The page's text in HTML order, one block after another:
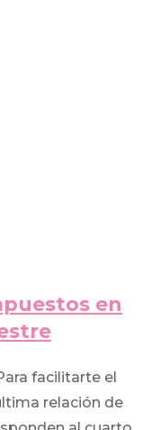
en
facilitarte el
relación de